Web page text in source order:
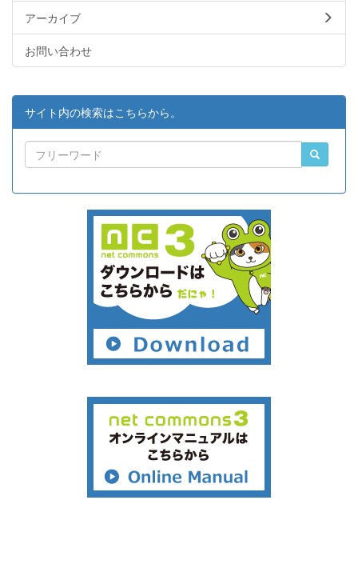
アーカイブ
お問い合わせ
サイト内の検索はこちらから。